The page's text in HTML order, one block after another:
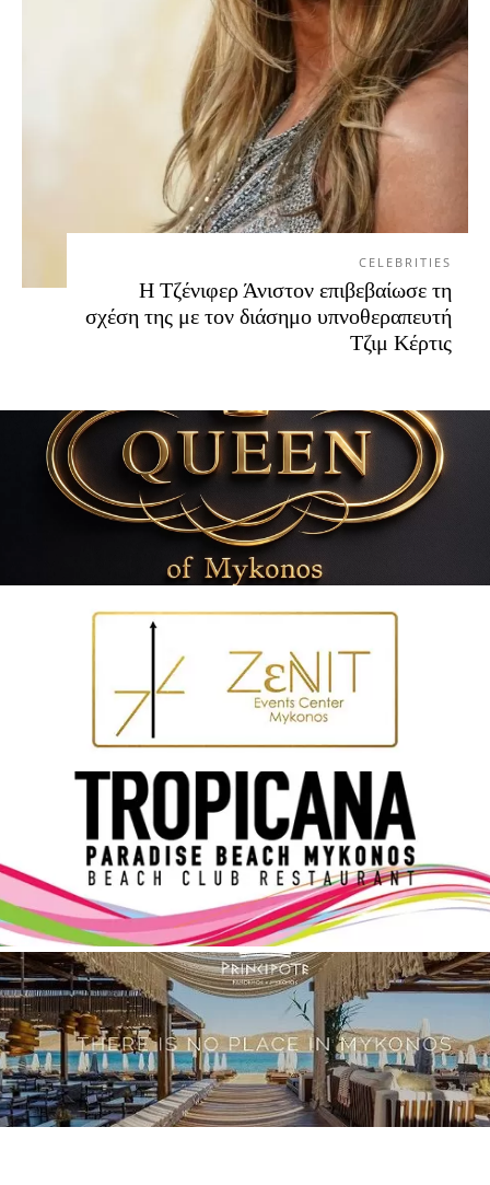
CELEBRITIES
Η Τζένιφερ Άνιστον επιβεβαίωσε τη
σχέση της με τον διάσημο υπνοθεραπευτή
Τζιμ Κέρτις